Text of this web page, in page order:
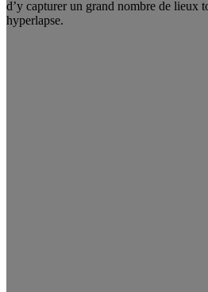
d’y capturer un grand nombre de lieux
hyperlapse.